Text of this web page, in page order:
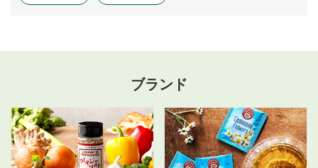
ブランド